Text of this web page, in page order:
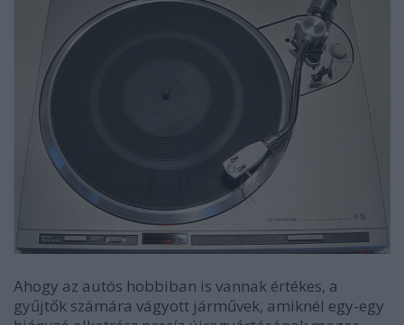
Ahogy az autós hobbiban is vannak értékes, a
gyűjtők számára vágyott járművek, amiknél egy-egy